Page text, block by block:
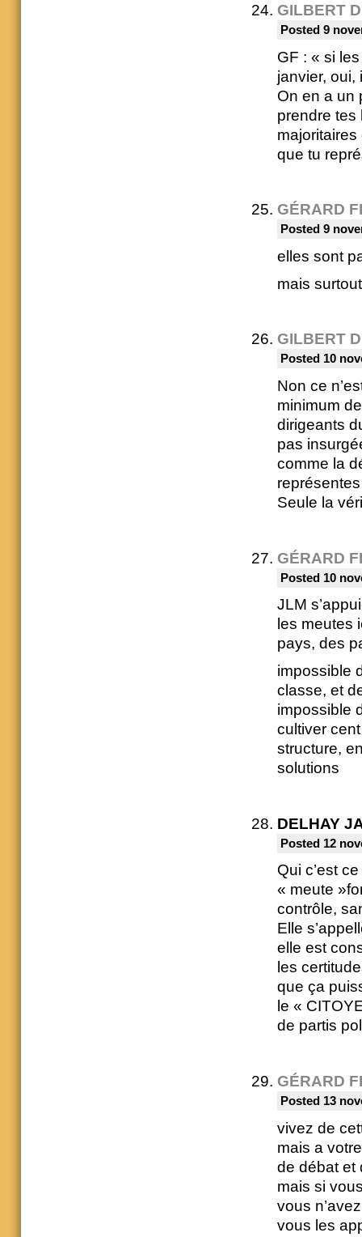
GILBERT
Posted 9
GF : « si
janvier, oui,
On en a un
prendre tes
que tu
GÉRARD
Posted 9
elles sont
mais
GILBERT
Posted 10
Non ce
minimum
dirigeants
pas
comme la
Seule la
GÉRARD
Posted 10
JLM
les meutes
pays, des
impossible
classe, et
impossible
cultiver
structure,
solutions
DELHAY
Posted 12
Qui c’est
« meute
contrôle,
Elle
elle est
les
que ça
le «
de partis
GÉRARD
Posted 13
vivez de
mais a
de débat et
mais si
vous
vous les